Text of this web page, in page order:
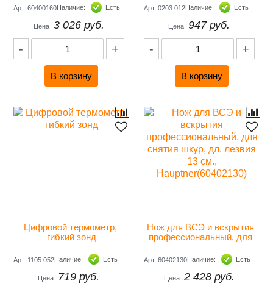
лезвия 16 см., Hauptner
(60400160)
Арт.:60400160Наличие: Есть
Цена 3 026 руб.
- +
Арт.:0203.012Наличие: Есть
Цена 947 руб.
- +
Цифровой термометр,
гибкий зонд
Арт.:1105.052Наличие: Есть
Цена 719 руб.
Нож для ВСЭ и вскрытия
профессиональный, для
см., Hauptner(60402130)
Арт.:60402130Наличие: Есть
Цена 2 428 руб.